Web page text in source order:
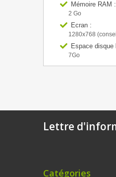
Mémoire RAM :
2 Go
Ecran :
1280x768
Espace disque
7Go
Lettre
Catégories